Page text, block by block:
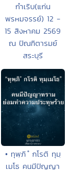
กำเริบ(แก่น
พรหมจรรย์) 12 -
15 สิงหาคม 2569
ณ ปัณฑิตารมย์
สระบุรี
• ทุพฺภิ ํ กโรติ ทุมฺ
เมโธ คนมีปัญญา